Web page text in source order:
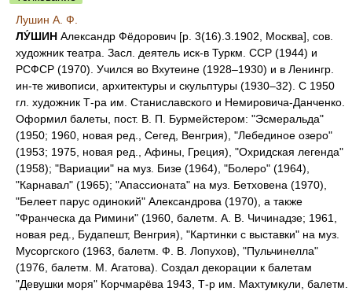
Лушин А. Ф.
ЛУ́ШИН Александр Фёдорович [р. 3(16).3.1902, Москва], сов.
художник театра. Засл. деятель иск-в Туркм. ССР (1944) и
РСФСР (1970). Учился во Вхутеине (1928–1930) и в Ленингр.
ин-те живописи, архитектуры и скульптуры (1930–32). С 1950
гл. художник Т-ра им. Станиславского и Немировича-Данченко.
Оформил балеты, пост. В. П. Бурмейстером: "Эсмеральда"
(1950; 1960, новая ред., Сегед, Венгрия), "Лебединое озеро"
(1953; 1975, новая ред., Афины, Греция), "Охридская легенда"
(1958); "Вариации" на муз. Бизе (1964), "Болеро" (1964),
"Карнавал" (1965); "Апассионата" на муз. Бетховена (1970),
"Белеет парус одинокий" Александрова (1970), а также
"Франческа да Римини" (1960, балетм. A. B. Чичинадзе; 1961,
новая ред., Будапешт, Венгрия), "Картинки с выставки" на муз.
Мусоргского (1963, балетм. Ф. В. Лопухов), "Пульчинелла"
(1976, балетм. М. Агатова). Создал декорации к балетам
"Девушки моря" Корчмарёва 1943, Т-р им. Махтумкули, балетм.